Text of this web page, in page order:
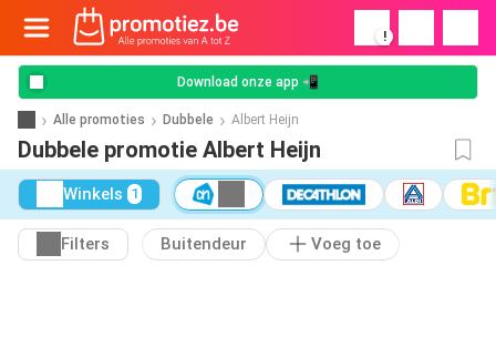
!
Download onze app 📲
Alle promoties Dubbele Albert Heijn
Dubbele promotie Albert Heijn
Winkels 1
Filters Buitendeur Voeg toe